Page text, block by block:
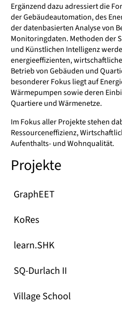
Ergänzend dazu adressiert die
der Gebäudeautomation, des
der datenbasierten Analyse von
Monitoringdaten. Methoden der
und Künstlichen Intelligenz
energieeffizienten,
Betrieb von Gebäuden und
besonderer Fokus liegt auf
Wärmepumpen sowie deren
Quartiere und Wärmenetze.
Im Fokus aller Projekte stehen
Ressourceneffizienz,
Aufenthalts- und Wohnqualität.
Projekte
GraphEET
KoRes
learn.SHK
SQ-Durlach II
Village School